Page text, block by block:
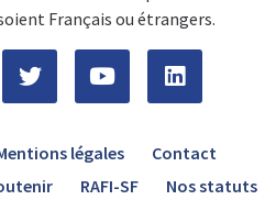
Français ou étrangers.
légales
Contact
RAFI-SF Nos statuts